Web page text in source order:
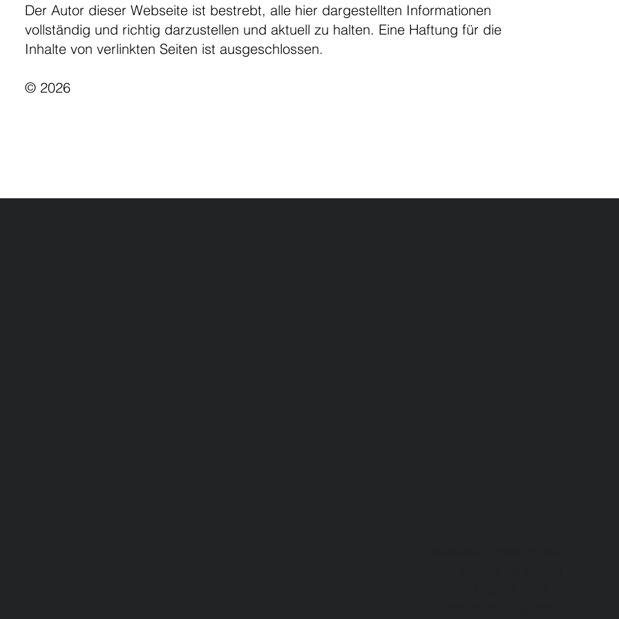
Der Autor dieser Webseite ist bestrebt, alle hier dargestellten Informationen
vollständig und richtig darzustellen und aktuell zu halten. Eine Haftung für die
Inhalte von verlinkten Seiten ist ausgeschlossen.
© 2026​